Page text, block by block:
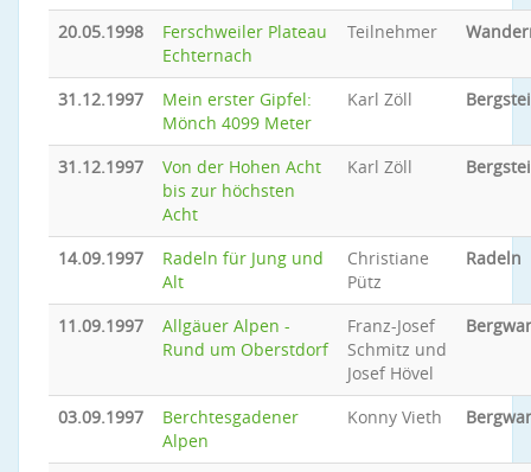
20.05.1998
Ferschweiler Plateau
Echternach
Teilnehmer
31.12.1997
Mein erster Gipfel:
Mönch 4099 Meter
Karl Zöll
31.12.1997
Von der Hohen Acht
bis zur höchsten
Acht
Karl Zöll
14.09.1997
Radeln für Jung und
Alt
Christiane
Pütz
Radeln
11.09.1997
Allgäuer Alpen -
Rund um Oberstdorf
Franz-Josef
Schmitz und
Josef Hövel
03.09.1997
Berchtesgadener
Alpen
Konny Vieth